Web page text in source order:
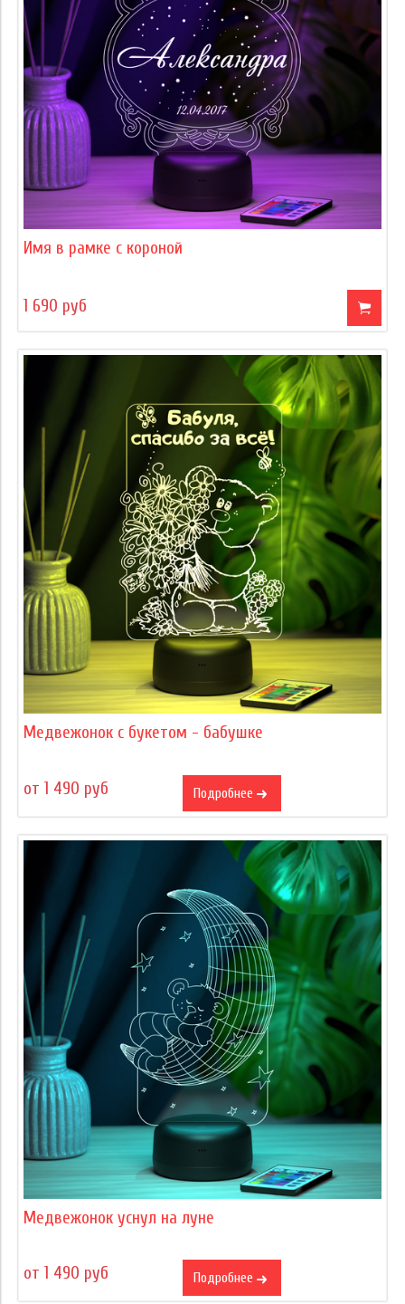
Имя в рамке с короной
1 690 руб
Медвежонок с букетом - бабушке
от 1 490 руб Подробнее
Медвежонок уснул на луне
от 1 490 руб Подробнее